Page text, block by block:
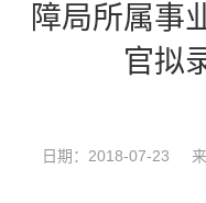
障局所属事
官拟
日期：2018-07-23 来